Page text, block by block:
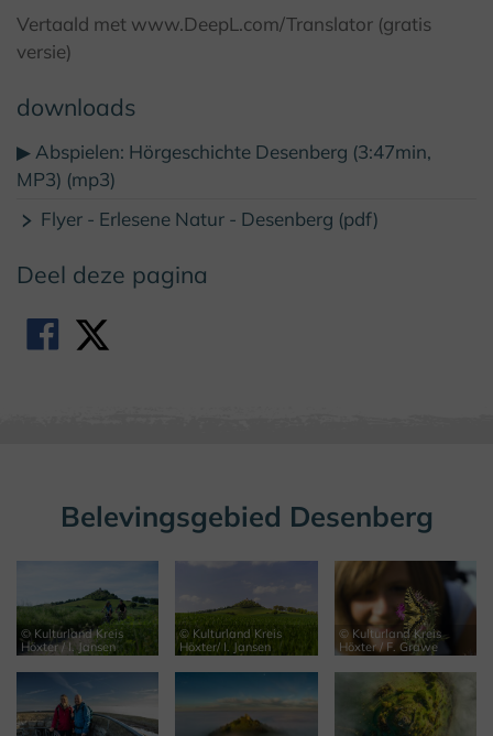
Vertaald met www.DeepL.com/Translator (gratis
versie)
downloads
▶ Abspielen: Hörgeschichte Desenberg (3:47min,
MP3) (mp3)
Flyer - Erlesene Natur - Desenberg (pdf)
Deel deze pagina
Belevingsgebied Desenberg
© Kulturland Kreis
Höxter / I. Jansen
© Kulturland Kreis
Höxter/ I. Jansen
© Kulturland Kreis
Höxter / F. Grawe